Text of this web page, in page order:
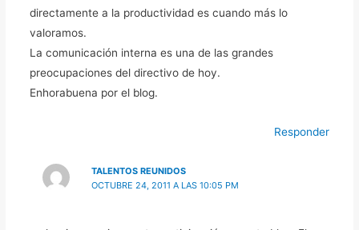
directamente a la productividad es cuando más lo
valoramos.
La comunicación interna es una de las grandes
preocupaciones del directivo de hoy.
Enhorabuena por el blog.
Responder
TALENTOS REUNIDOS
OCTUBRE 24, 2011 A LAS 10:05 PM